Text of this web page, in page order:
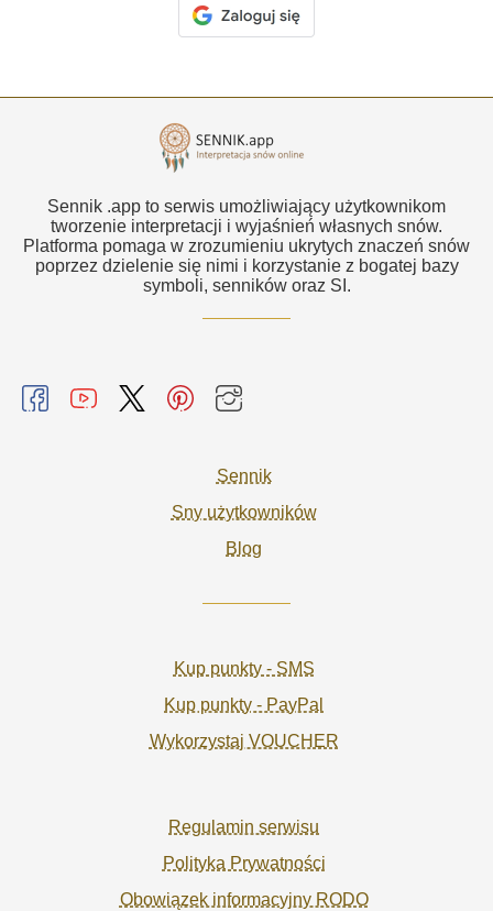
Sennik .app to serwis umożliwiający użytkownikom
tworzenie interpretacji i wyjaśnień własnych snów.
Platforma pomaga w zrozumieniu ukrytych znaczeń snów
poprzez dzielenie się nimi i korzystanie z bogatej bazy
symboli, senników oraz SI.
Sennik
Sny użytkowników
Blog
Kup punkty - SMS
Kup punkty - PayPal
Wykorzystaj VOUCHER
Regulamin serwisu
Polityka Prywatności
Obowiązek informacyjny RODO